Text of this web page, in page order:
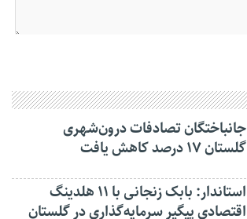
جانباختگان تصادفات درون‌شهری
گلستان ۱۷ درصد کاهش یافت
استاندار: بابک زنجانی با ۱۱ هلدینگ
اقتصادی پیگیر سرمایه‌گذاری در گلستان